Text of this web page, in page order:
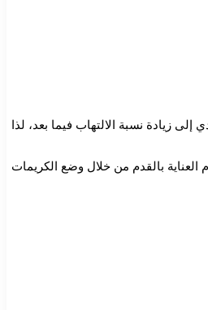
زيادة نسبة الالتهاب فيما بعد، لذا
العناية بالقدم من خلال وضع الكريمات